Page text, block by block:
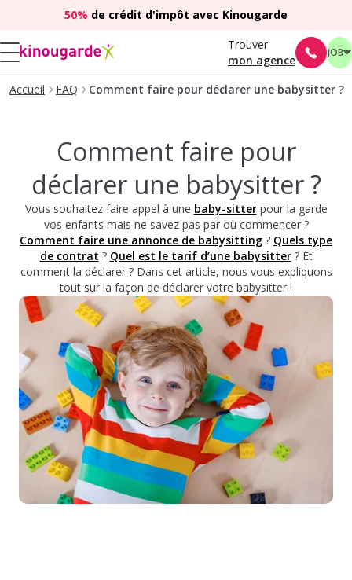
50% de crédit d'impôt avec Kinougarde
Trouver
mon agence
JOB
Accueil FAQ Comment faire pour déclarer une babysitter ?
Comment faire pour
déclarer une babysitter ?
Vous souhaitez faire appel à une baby-sitterpour la garde
vos enfants mais ne savez pas par où commencer ?
Comment faire une annonce de babysitting ? Quels type
de contrat ? Quel est le tarif d’une babysitter? Et
comment la déclarer ? Dans cet article, nous vous expliquons
tout sur la façon de déclarer votre babysitter !